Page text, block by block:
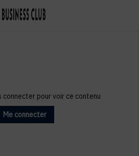
connecter pour voir ce contenu
Me connecter